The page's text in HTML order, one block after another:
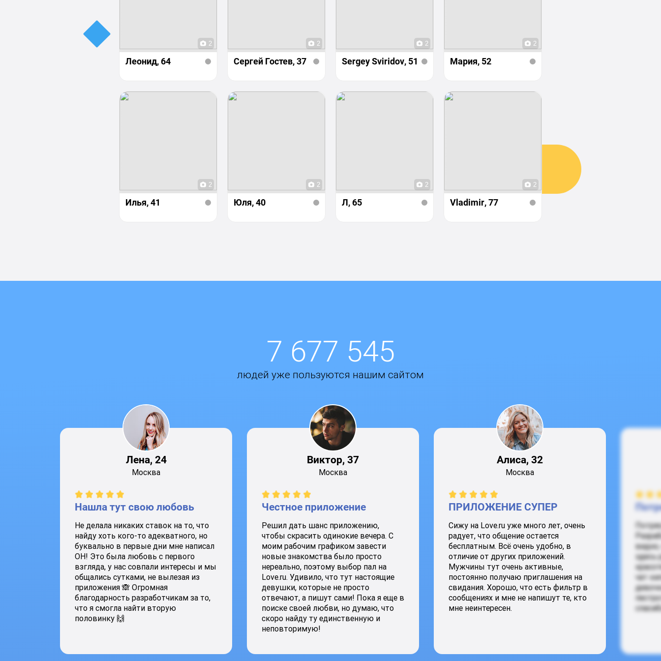
2
Леонид, 64
2
Сергей Гостев, 37
2
Sergey Sviridov, 51
2
Мария, 52
2
Илья, 41
2
Юля, 40
2
Л, 65
2
Vladimir, 77
7 677 545
людей уже пользуются нашим сайтом
Лена, 24
Москва
Нашла тут свою любовь
Не делала никаких ставок на то, что
найду хоть кого-то адекватного, но
буквально в первые дни мне написал
ОН! Это была любовь с первого
взгляда, у нас совпали интересы и мы
общались сутками, не вылезая из
приложения 🙈 Огромная
благодарность разработчикам за то,
что я смогла найти вторую
половинку 🙌
Виктор, 37
Москва
Честное приложение
Решил дать шанс приложению,
чтобы скрасить одинокие вечера. С
моим рабочим графиком завести
новые знакомства было просто
нереально, поэтому выбор пал на
Love.ru. Удивило, что тут настоящие
девушки, которые не просто
отвечают, а пишут сами! Пока я еще в
поиске своей любви, но думаю, что
скоро найду ту единственную и
неповторимую!
Алиса, 32
Москва
ПРИЛОЖЕНИЕ СУПЕР
Сижу на Love.ru уже много лет, очень
радует, что общение остается
бесплатным. Всё очень удобно, в
отличие от других приложений.
Мужчины тут очень активные,
постоянно получаю приглашения на
свидания. Хорошо, что есть фильтр в
сообщениях и мне не напишут те, кто
мне неинтересен.
здесь
чат